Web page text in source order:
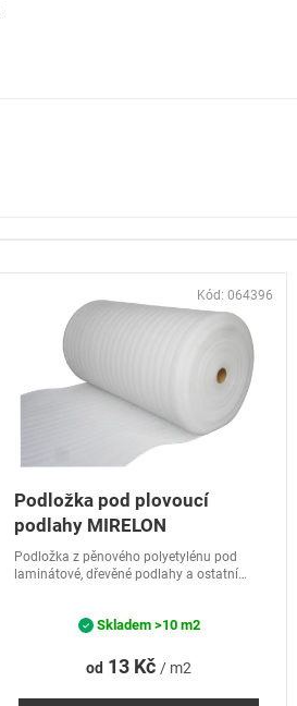
Podložka pod plovoucí
podlahy MIRELON
od 13 Kč / m2
Podložka z pěnového polyetylénu pod
laminátové, dřevěné podlahy a ostatní
Skladem >10 m2
Kód:064396